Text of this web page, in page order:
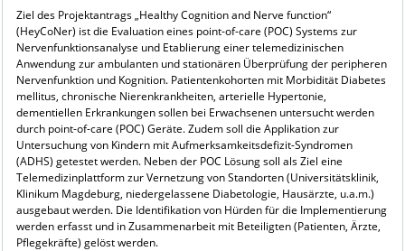
Ziel des Projektantrags „Healthy Cognition and Nerve function“
(HeyCoNer) ist die Evaluation eines point-of-care (POC) Systems zur
Nervenfunktionsanalyse und Etablierung einer telemedizinischen
Anwendung zur ambulanten und stationären Überprüfung der peripheren
Nervenfunktion und Kognition. Patientenkohorten mit Morbidität Diabetes
mellitus, chronische Nierenkrankheiten, arterielle Hypertonie,
dementiellen Erkrankungen sollen bei Erwachsenen untersucht werden
durch point-of-care (POC) Geräte. Zudem soll die Applikation zur
Untersuchung von Kindern mit Aufmerksamkeitsdefizit-Syndromen
(ADHS) getestet werden. Neben der POC Lösung soll als Ziel eine
Telemedizinplattform zur Vernetzung von Standorten (Universitätsklinik,
Klinikum Magdeburg, niedergelassene Diabetologie, Hausärzte, u.a.m.)
ausgebaut werden. Die Identifikation von Hürden für die Implementierung
werden erfasst und in Zusammenarbeit mit Beteiligten (Patienten, Ärzte,
Pflegekräfte) gelöst werden.